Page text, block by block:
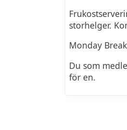
storhelger.
Monday
Du som
för en.